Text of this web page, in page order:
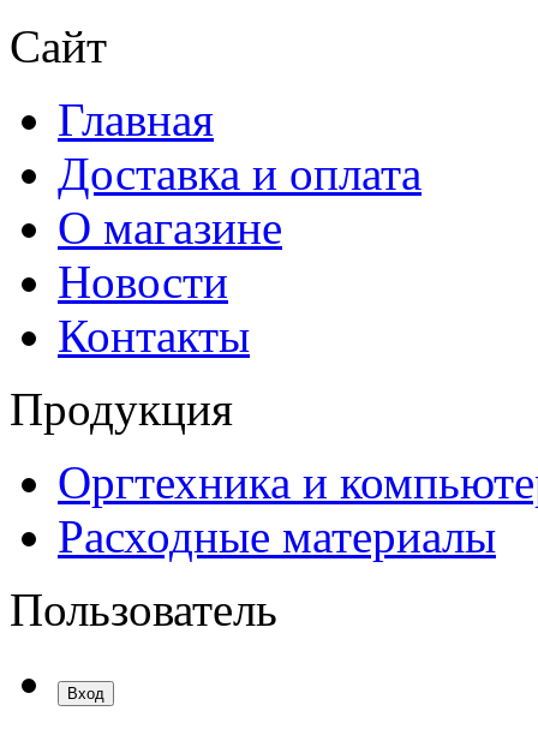
Сайт
Главная
Доставка и оплата
О магазине
Новости
Контакты
Продукция
Оргтехника и
Расходные материалы
Пользователь
Вход